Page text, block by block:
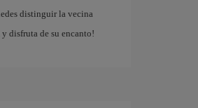
distinguir la vecina
y disfruta de su encanto!